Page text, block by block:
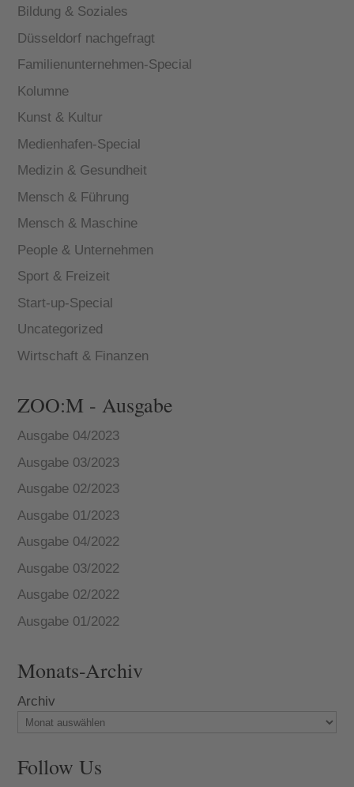
Bildung & Soziales
Düsseldorf nachgefragt
Familienunternehmen-Special
Kolumne
Kunst & Kultur
Medienhafen-Special
Medizin & Gesundheit
Mensch & Führung
Mensch & Maschine
People & Unternehmen
Sport & Freizeit
Start-up-Special
Uncategorized
Wirtschaft & Finanzen
ZOO:M - Ausgabe
Ausgabe 04/2023
Ausgabe 03/2023
Ausgabe 02/2023
Ausgabe 01/2023
Ausgabe 04/2022
Ausgabe 03/2022
Ausgabe 02/2022
Ausgabe 01/2022
Monats-Archiv
Archiv
Follow Us